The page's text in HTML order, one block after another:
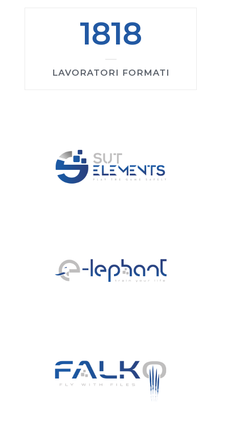
1818
LAVORATORI FORMATI